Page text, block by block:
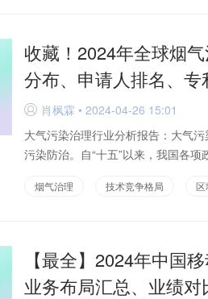
收藏！2024年全球烟
分布、申请人排名、
D 肖枫霖 • 2024-04-26 15:01
大气污染治理行业分析报告：大气
污染防治。自“十五”以来，我国各
烟气治理 技术竞争格局 区
【最全】2024年中国
业务布局汇总、业绩